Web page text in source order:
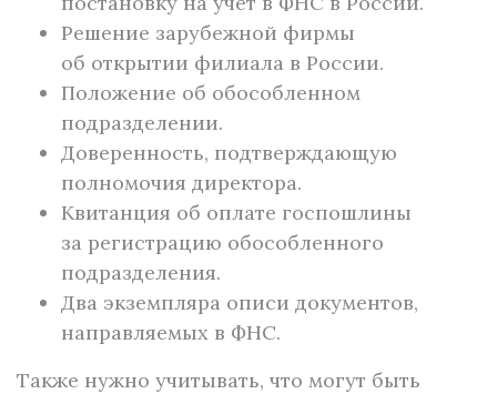
Решение зарубежной фирмы
об открытии филиала в России.
Положение об обособленном
подразделении.
Доверенность, подтверждающую
полномочия директора.
Квитанция об оплате госпошлины
за регистрацию обособленного
подразделения.
Два экземпляра описи документов,
направляемых в ФНС.
Также нужно учитывать, что могут быть